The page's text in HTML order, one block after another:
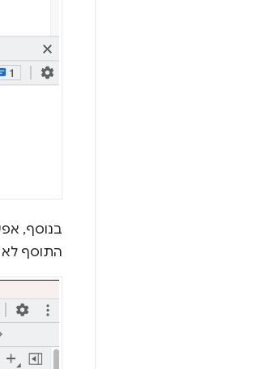
בנוסף,
התוסף לא